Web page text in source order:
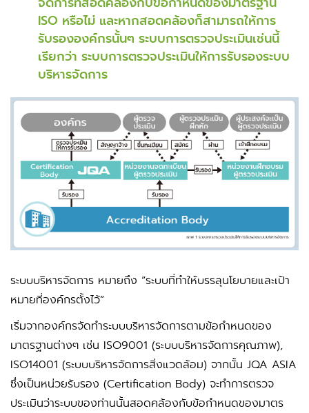
ISO หรือไม่ และหากสอดคล้องก็สามารถให้การ
รับรององค์กรนั้นๆ ระบบการตรวจประเมินเช่นนี้
เรียกว่า ระบบการตรวจประเมินให้การรับรองระบบ
บริหารจัดการ
ระบบบริหารจัดการ หมายถึง “ระบบที่ทำให้บรรลุนโยบายและเป้า
หมายที่องค์กรตั้งไว้”
เริ่มจากองค์กรจัดทำระบบบริหารจัดการตามข้อกำหนดของ
มาตรฐานต่างๆ เช่น ISO9001 (ระบบบริหารจัดการคุณภาพ),
ISO14001 (ระบบบริหารจัดการสิ่งแวดล้อม) จากนั้น JQA ASIA
ซึ่งเป็นหน่วยรับรอง (Certification Body) จะทำการตรวจ
ประเมินว่าระบบของท่านนั้นสอดคล้องกับข้อกำหนดของมาตร